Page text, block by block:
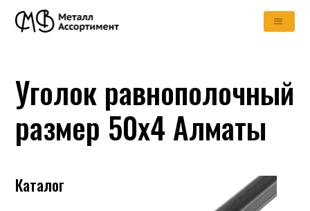
Уголок равнополочный
размер 50х4 Алматы
Каталог